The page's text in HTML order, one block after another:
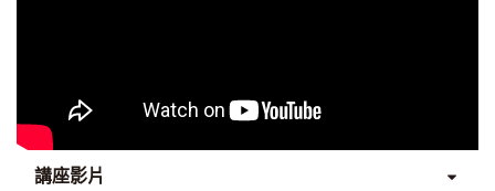
講座影片